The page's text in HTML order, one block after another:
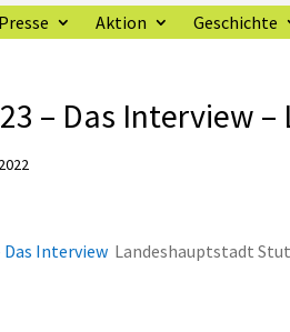
Presse Aktion Geschichte
– Das Interview
Das Interview Landeshauptstadt